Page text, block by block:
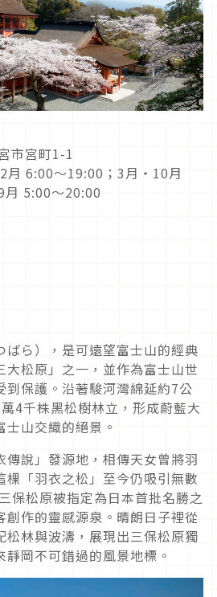
市宮町1-1
6:00～19:00；3月・10月
月 5:00〜20:00
ばら），是可遠望富士山的經典
大松原」之一，並作為富士山世
到保護。沿著駿河灣綿延約7公
4千株黑松樹林立，形成蔚藍大
山交織的絕景。
傳說」發源地，相傳天女曾將羽
棵「羽衣之松」至今仍吸引無數
保松原被指定為日本首批名勝之
創作的靈感源泉。晴朗日子裡從
松林與波濤，展現出三保松原獨
岡不可錯過的風景地標。